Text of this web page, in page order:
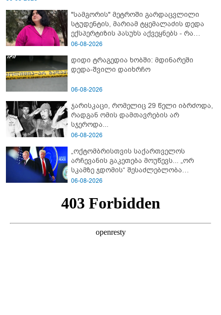
"სამგორის" მეტროში გარდაცვლილი
სტუდენტის, მარიამ ტყემალაძის დედა
ექსპერტიზის პასუხს აქვეყნებს - რა
გახდა გოგონას გარდაცვალების მიზეზი?
06-08-2026
დიდი ტრაგედია ხობში: მდინარეში
დედა-შვილი დაიხრჩო
06-08-2026
ჯარისკაცი, რომელიც 29 წელი იბრძოდა,
რადგან ომის დამთავრების არ
სჯეროდა...
06-08-2026
„ოქტომბრისთვის საქართველოს
არჩევანის გაკეთება მოუწევს... „ორ
სკამზე ჯდომის“ შესაძლებლობა
შეიძლება დასრულდეს“ - მირიან
06-08-2026